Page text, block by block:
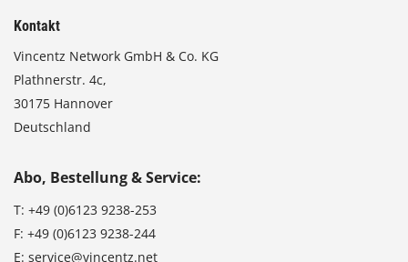
Kontakt
Vincentz Network GmbH & Co. KG
Plathnerstr. 4c,
30175 Hannover
Deutschland
Abo, Bestellung & Service:
T: +49 (0)6123 9238-253
F: +49 (0)6123 9238-244
E: service@vincentz.net